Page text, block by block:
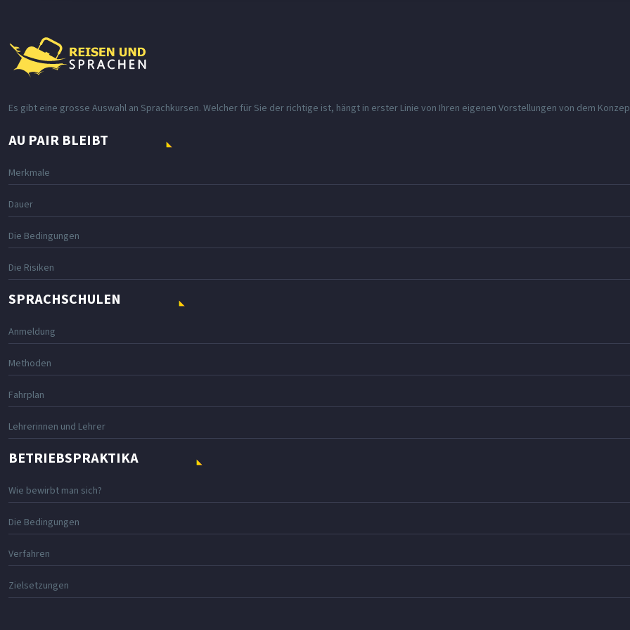
Es gibt eine grosse Auswahl an Sprachkursen. Welcher für Sie der richtige ist, hängt in erster Linie von Ihren eigenen Vorstellungen von dem
AU PAIR BLEIBT
Merkmale
Dauer
Die Bedingungen
Die Risiken
SPRACHSCHULEN
Anmeldung
Methoden
Fahrplan
Lehrerinnen und Lehrer
BETRIEBSPRAKTIKA
Wie bewirbt man sich?
Die Bedingungen
Verfahren
Zielsetzungen